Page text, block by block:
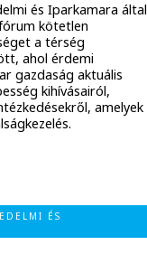
és Iparkamara által
kötetlen
a térség
ahol érdemi
gazdaság aktuális
kihívásairól,
amelyek
ÉS